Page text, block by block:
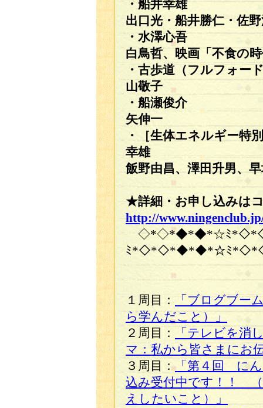
・船
出口光・船井勝仁・佐
・水
白鳥哲、映画「不食の
・古歩道（フルフ
山敬子
・船瀬
矢伸一
・［生体エネル
幸雄
飯野由昌、澤田升男、
★詳細・お申し込みは
http://
◇*◇*◆*◆*☆ﾐ
ﾐ*◇*◇*◆*◆*☆ﾐ
１周目：
「ブログブー
ら学んだこと）」
２周目：
「テレビを消
マ：私から皆さまにお
３周目：「第４回 にん
込み受付中です！！
えしたいこと）」